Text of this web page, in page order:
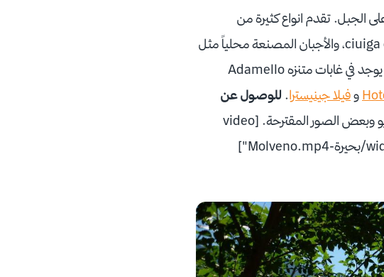
الجبل. تقدم انواع كثيرة من
الاطعمة ومنها نقانق مملحة من لحم الخنزير ولحم البقر واللفت و ciuiga del Banale، والأجبان المصنعة محلياً مثل
fontal و Casolèt و spressa. يعد الفطر البري هناك عنصر اساسي في الوجبات يوجد في غابات متنزه Adamello
وفيلا جينيسترا. للوصول عن
يمكنكم التعرف على مولفينو من خلال هذا الفيديو وبعض الصور المقترحة. [video
width="720" height="1280" mp4="/wp-content/uploads/2020/06/بحيرة-Molveno.mp4"]